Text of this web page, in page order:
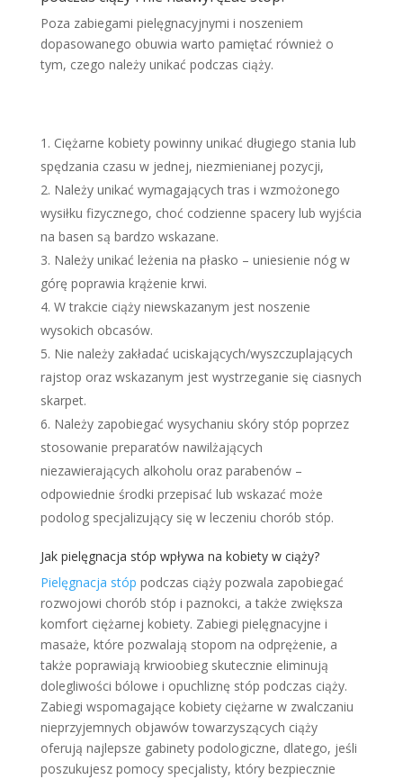
Poza zabiegami pielęgnacyjnymi i noszeniem
dopasowanego obuwia warto pamiętać również o
tym, czego należy unikać podczas ciąży.
Ciężarne kobiety powinny unikać długiego stania lub
spędzania czasu w jednej, niezmienianej pozycji,
Należy unikać wymagających tras i wzmożonego
wysiłku fizycznego, choć codzienne spacery lub wyjścia
na basen są bardzo wskazane.
Należy unikać leżenia na płasko – uniesienie nóg w
górę poprawia krążenie krwi.
W trakcie ciąży niewskazanym jest noszenie
wysokich obcasów.
Nie należy zakładać uciskających/wyszczuplających
rajstop oraz wskazanym jest wystrzeganie się ciasnych
skarpet.
Należy zapobiegać wysychaniu skóry stóp poprzez
stosowanie preparatów nawilżających
niezawierających alkoholu oraz parabenów –
odpowiednie środki przepisać lub wskazać może
podolog specjalizujący się w leczeniu chorób stóp.
Jak pielęgnacja stóp wpływa na kobiety w ciąży?
Pielęgnacja stóp podczas ciąży pozwala zapobiegać
rozwojowi chorób stóp i paznokci, a także zwiększa
komfort ciężarnej kobiety. Zabiegi pielęgnacyjne i
masaże, które pozwalają stopom na odprężenie, a
także poprawiają krwioobieg skutecznie eliminują
dolegliwości bólowe i opuchliznę stóp podczas ciąży.
Zabiegi wspomagające kobiety ciężarne w zwalczaniu
nieprzyjemnych objawów towarzyszących ciąży
oferują najlepsze gabinety podologiczne, dlatego, jeśli
poszukujesz pomocy specjalisty, który bezpiecznie